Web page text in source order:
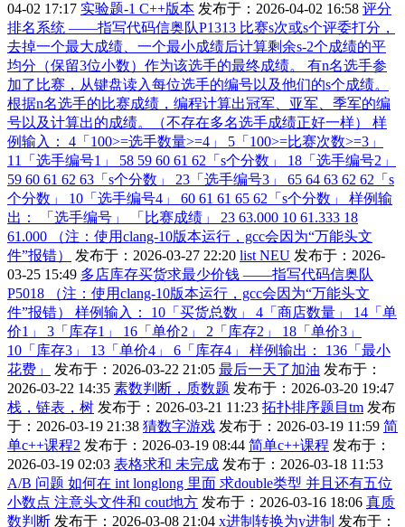
04-02 17:17 实验题-1 C++版本 发布于：2026-04-02 16:58 评分
排名系统 ——指写代码信奥队P1313 比赛s次或s个评委打分，
去掉一个最大成绩、一个最小成绩后计算剩余s-2个成绩的平
均分（保留3位小数）作为该选手的最终成绩。 有n名选手参
加了比赛，从键盘读入每位选手的编号以及他们的s个成绩。
根据n名选手的比赛成绩，编程计算出冠军、亚军、季军的编
号以及计算出的成绩。（不存在多名选手成绩正好一样） 样
例输入： 4「100>=选手数量>=4」 5「100>=比赛次数>=3」
11「选手编号1」 58 59 60 61 62「s个分数」 18「选手编号2」
59 60 61 62 63「s个分数」 23「选手编号3」 65 64 63 62 62「s
个分数」 10「选手编号4」 60 61 61 65 62「s个分数」 样例输
出： 「选手编号」 「比赛成绩」 23 63.000 10 61.333 18
61.000 （注：使用clang-10版本运行，gcc会因为“万能头文
件”报错）
发布于：2026-03-27 22:20 list NEU 发布于：2026-
03-25 15:49 多店库存买货求最少价钱 ——指写代码信奥队
P5018 （注：使用clang-10版本运行，gcc会因为“万能头文
件”报错） 样例输入： 10「买货总数」 4「商店数量」 14「单
价1」 3「库存1」 16「单价2」 2「库存2」 18「单价3」
10「库存3」 13「单价4」 6「库存4」 样例输出： 136「最小
花费」
发布于：2026-03-22 21:05 最后一天了加油 发布于：
2026-03-22 14:35 素数判断，质数题 发布于：2026-03-20 19:47
栈，链表，树 发布于：2026-03-21 11:23 拓扑排序题目tm 发布
于：2026-03-19 21:38 猜数字游戏 发布于：2026-03-19 11:59 简
单c++课程2 发布于：2026-03-19 08:44 简单c++课程 发布于：
2026-03-19 02:03 表格求和 未完成 发布于：2026-03-18 11:53
A/B 问题 如何在 int longlong 里面 求double类型 并且还有五位
小数点 注意头文件和 cout地方 发布于：2026-03-16 18:06 真质
数判断 发布于：2026-03-08 21:04 x进制转换为y进制 发布于：